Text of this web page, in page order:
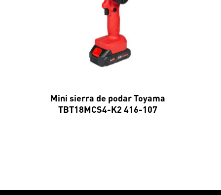
Mini sierra de podar Toyama
TBT18MCS4-K2 416-107